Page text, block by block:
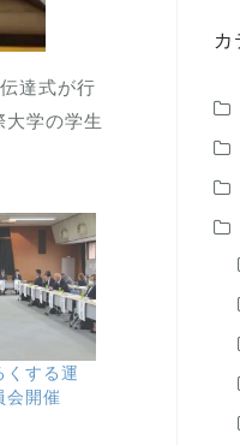
達式が行
学の学生
くする運
開催
カ